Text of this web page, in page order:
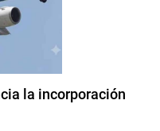
la incorporación